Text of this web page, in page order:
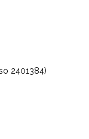
2401384)